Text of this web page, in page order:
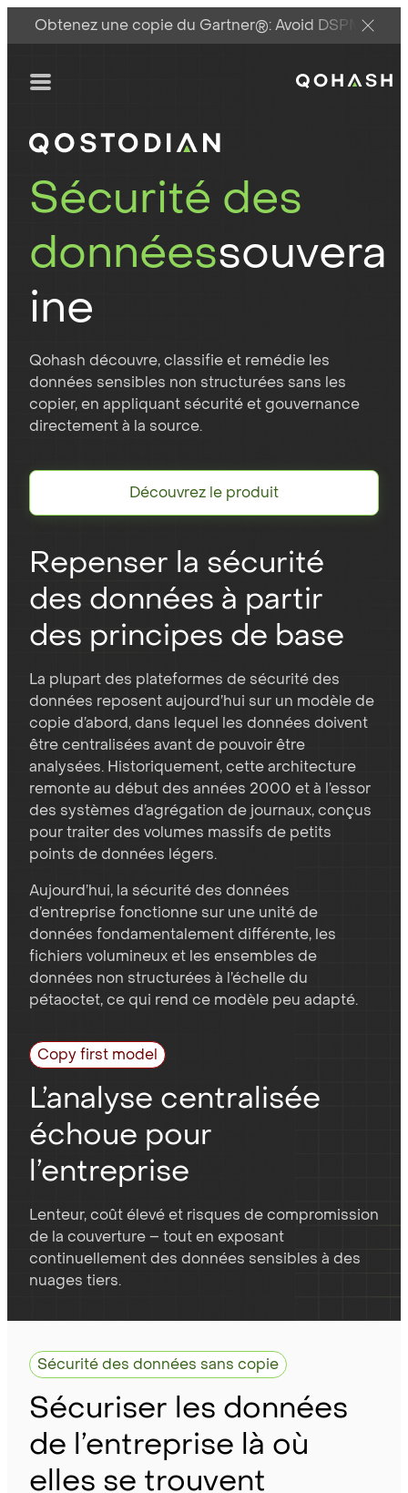
Obtenez une copie du Gartner®: Avoid DSPM
Main Logo
Menu
Sécurité des
donnéessouvera
ine
Qohash découvre, classifie et remédie les
données sensibles non structurées sans les
copier, en appliquant sécurité et gouvernance
directement à la source.
Découvrez le produit
Repenser la sécurité
des données à partir
des principes de base
La plupart des plateformes de sécurité des
données reposent aujourd’hui sur un modèle de
copie d’abord, dans lequel les données doivent
être centralisées avant de pouvoir être
analysées. Historiquement, cette architecture
remonte au début des années 2000 et à l’essor
des systèmes d’agrégation de journaux, conçus
pour traiter des volumes massifs de petits
points de données légers.
Aujourd’hui, la sécurité des données
d’entreprise fonctionne sur une unité de
données fondamentalement différente, les
fichiers volumineux et les ensembles de
données non structurées à l’échelle du
pétaoctet, ce qui rend ce modèle peu adapté.
Copy first model
L’analyse centralisée
échoue pour
l’entreprise
Lenteur, coût élevé et risques de compromission
de la couverture – tout en exposant
continuellement des données sensibles à des
nuages tiers.
Sécurité des données sans copie
Sécuriser les données
de l’entreprise là où
elles se trouvent